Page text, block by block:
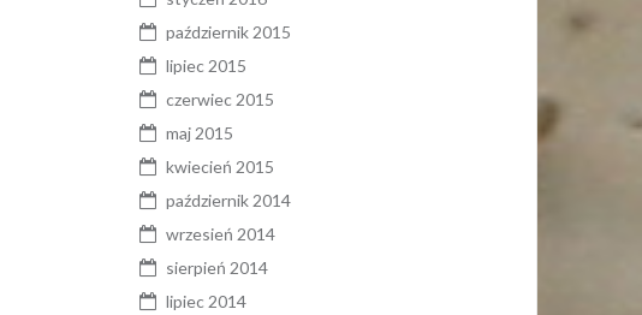
październik 2015
lipiec 2015
czerwiec 2015
maj 2015
kwiecień 2015
październik 2014
wrzesień 2014
sierpień 2014
lipiec 2014